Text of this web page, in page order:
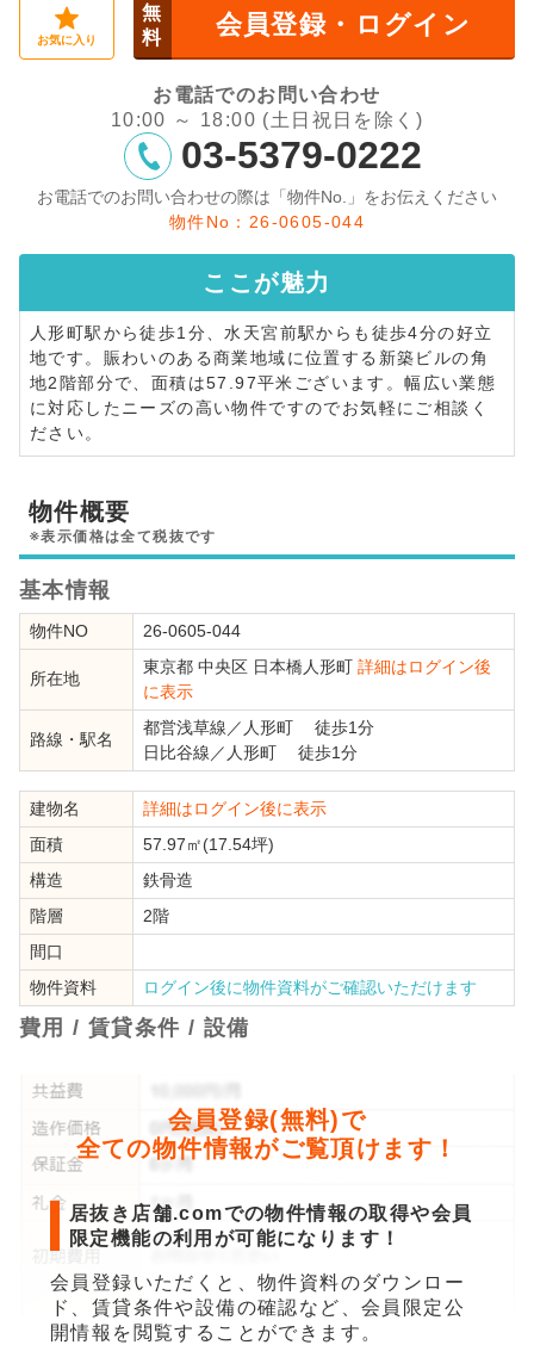
お気に入り
無
料
会員登録・ログイン
お電話でのお問い合わせ
10:00 ～ 18:00 (土日祝日を除く)
03-5379-0222
お電話でのお問い合わせの際は「物件No.」をお伝えください
物件No：26-0605-044
ここが魅力
人形町駅から徒歩1分、水天宮前駅からも徒歩4分の好立
地です。賑わいのある商業地域に位置する新築ビルの角
地2階部分で、面積は57.97平米ございます。幅広い業態
に対応したニーズの高い物件ですのでお気軽にご相談く
ださい。
物件概要
※表示価格は全て税抜です
基本情報
物件NO 26-0605-044
所在地
東京都 中央区 日本橋人形町 詳細はログイン後
に表示
路線・駅名
都営浅草線 ／ 人形町 徒歩1分
日比谷線 ／ 人形町 徒歩1分
建物名
詳細はログイン後に表示
面積
57.97㎡(17.54坪)
構造
鉄骨造
階層
2階
間口
物件資料
ログイン後に物件資料がご確認いただけます
費用 / 賃貸条件 / 設備
会員登録(無料)で
全ての物件情報がご覧頂けます！
居抜き店舗.comでの物件情報の取得や会員
限定機能の利用が可能になります！
会員登録いただくと、物件資料のダウンロー
ド、賃貸条件や設備の確認など、会員限定公
開情報を閲覧することができます。